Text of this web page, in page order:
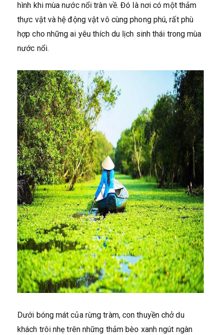
hình khi mùa nước nổi tràn về. Đó là nơi có một thảm
thực vật và hệ động vật vô cùng phong phú, rất phù
hợp cho những ai yêu thích du lịch sinh thái trong mùa
nước nổi.
Dưới bóng mát của rừng tràm, con thuyền chở du
khách trôi nhẹ trên những thảm bèo xanh ngút ngàn